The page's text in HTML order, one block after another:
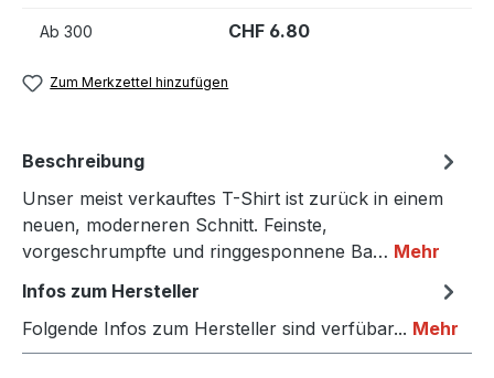
Ab 300 CHF 6.80
Zum Merkzettel hinzufügen
Beschreibung
Unser meist verkauftes T-Shirt ist zurück in einem
neuen, moderneren Schnitt. Feinste,
vorgeschrumpfte und ringgesponnene Ba… Mehr
Infos zum Hersteller
Folgende Infos zum Hersteller sind verfübar... Mehr